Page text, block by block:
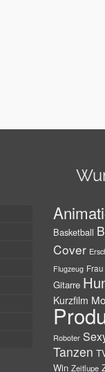
Basketball
Cover
Flugzeug Frau
Gitarre
Kurzfilm
Roboter
Tanzen
Win Zeitlupe